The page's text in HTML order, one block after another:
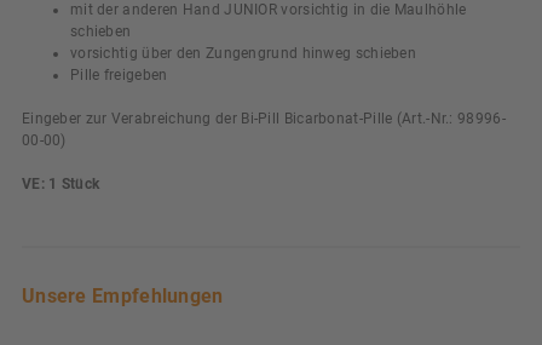
mit der anderen Hand JUNIOR vorsichtig in die Maulhöhle
schieben
vorsichtig über den Zungengrund hinweg schieben
Pille freigeben
Eingeber zur Verabreichung der Bi-Pill Bicarbonat-Pille (Art.-Nr.: 98996-
00-00)
VE: 1 Stück
Unsere Empfehlungen